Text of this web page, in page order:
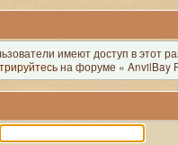
имеют доступ в этот
на форуме « AnvilBay